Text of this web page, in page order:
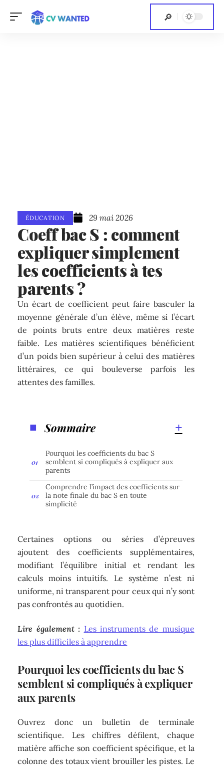
ÉDUCATION 29 mai 2026
Coeff bac S : comment
expliquer simplement
les coefficients à tes
parents ?
Un écart de coefficient peut faire basculer la
moyenne générale d’un élève, même si l’écart
de points bruts entre deux matières reste
faible. Les matières scientifiques bénéficient
d’un poids bien supérieur à celui des matières
littéraires, ce qui bouleverse parfois les
attentes des familles.
Sommaire
Pourquoi les coefficients du bac S
semblent si compliqués à expliquer aux
parents
Comprendre l’impact des coefficients sur
la note finale du bac S en toute
simplicité
Certaines options ou séries d’épreuves
ajoutent des coefficients supplémentaires,
modifiant l’équilibre initial et rendant les
calculs moins intuitifs. Le système n’est ni
uniforme, ni transparent pour ceux qui n’y sont
pas confrontés au quotidien.
Lire également : Les instruments de musique
les plus difficiles à apprendre
Pourquoi les coefficients du bac S
semblent si compliqués à expliquer
aux parents
Ouvrez donc un bulletin de terminale
scientifique. Les chiffres défilent, chaque
matière affiche son coefficient spécifique, et la
colonne des totaux vient brouiller les pistes. Le